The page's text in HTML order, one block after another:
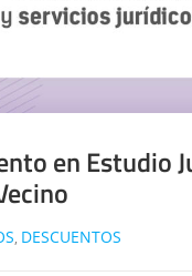
en Estudio
, DESCUENTOS